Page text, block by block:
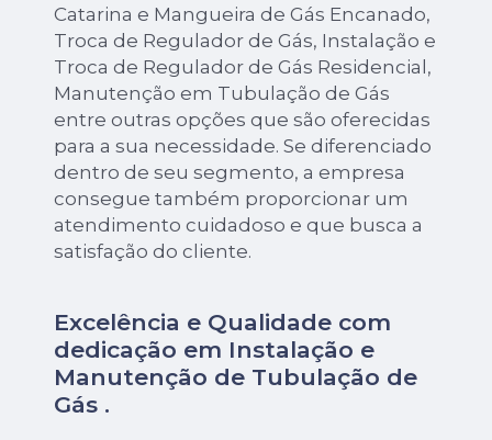
Catarina e Mangueira de Gás Encanado,
Troca de Regulador de Gás, Instalação e
Troca de Regulador de Gás Residencial,
Manutenção em Tubulação de Gás
entre outras opções que são oferecidas
para a sua necessidade. Se diferenciado
dentro de seu segmento, a empresa
consegue também proporcionar um
atendimento cuidadoso e que busca a
satisfação do cliente.
Excelência e Qualidade com
dedicação em Instalação e
Manutenção de Tubulação de
Gás .